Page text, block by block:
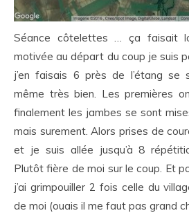
Séance côtelettes … ça faisait
motivée au départ du coup je suis
j’en faisais 6 près de l’étang se
même très bien. Les premières
finalement les jambes se sont
mais surement. Alors prises de
et je suis allée jusqu’à 8
Plutôt fière de moi sur le coup. Et
j’ai grimpouiller 2 fois celle du
de moi (ouais il me faut pas grand